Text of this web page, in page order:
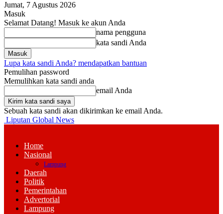
Jumat, 7 Agustus 2026
Masuk
Selamat Datang! Masuk ke akun Anda
nama pengguna
kata sandi Anda
Lupa kata sandi Anda? mendapatkan bantuan
Pemulihan password
Memulihkan kata sandi anda
email Anda
Sebuah kata sandi akan dikirimkan ke email Anda.
Liputan Global News
Home
Nasional
Lampung
Daerah
Politik
Pemerintahan
Advertorial
Lampung